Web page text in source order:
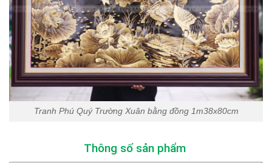
Tranh Phú Quý Trường Xuân bằng đồng 1m38x80cm
Thông số sản phẩm